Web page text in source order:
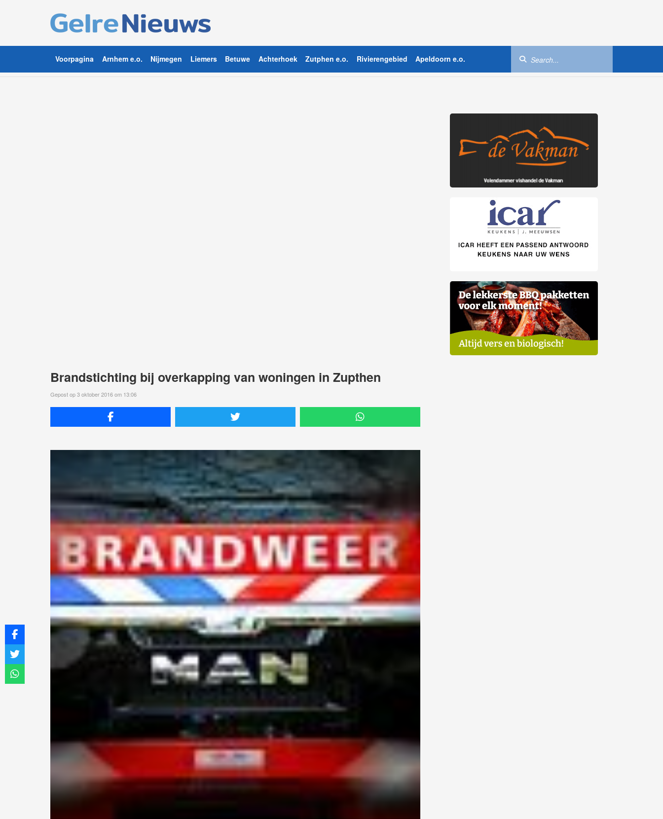
Voorpagina Arnhem e.o. Nijmegen Liemers Betuwe Achterhoek Zutphen e.o. Rivierengebied Apeldoorn e.o.
Brandstichting bij overkapping van woningen in Zupthen
Gepost op 3 oktober 2016 om 13:06